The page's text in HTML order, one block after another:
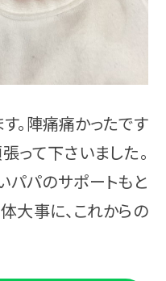
。陣痛痛かったです
って下さいました。
パパのサポートもと
大事に、これからの